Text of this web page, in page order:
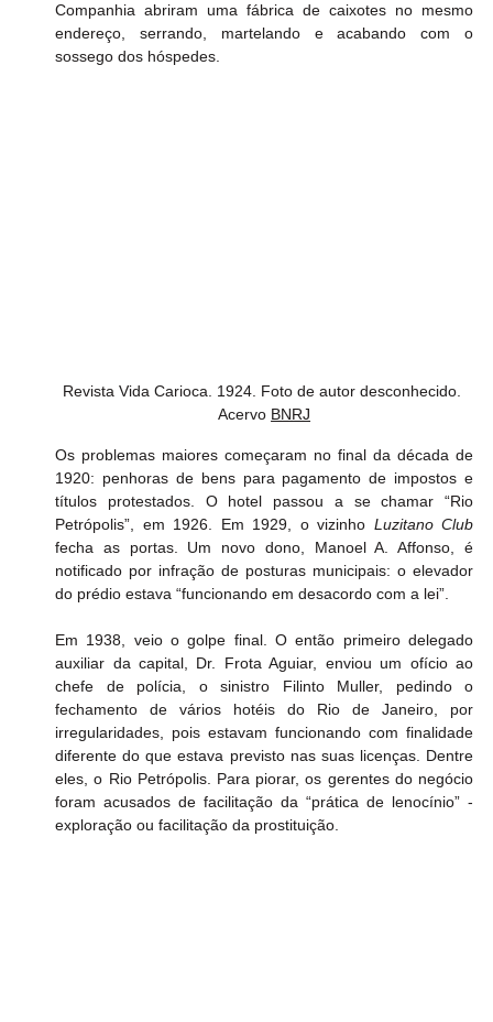
Companhia abriram uma fábrica de caixotes no mesmo
endereço, serrando, martelando e acabando com o
sossego dos hóspedes.
Revista Vida Carioca. 1924. Foto de autor desconhecido.
Acervo BNRJ
Os problemas maiores começaram no final da década de
1920: penhoras de bens para pagamento de impostos e
títulos protestados. O hotel passou a se chamar “Rio
Petrópolis”, em 1926. Em 1929, o vizinho Luzitano Club
fecha as portas. Um novo dono, Manoel A. Affonso, é
notificado por infração de posturas municipais: o elevador
do prédio estava “funcionando em desacordo com a lei”.
Em 1938, veio o golpe final. O então primeiro delegado
auxiliar da capital, Dr. Frota Aguiar, enviou um ofício ao
chefe de polícia, o sinistro Filinto Muller, pedindo o
fechamento de vários hotéis do Rio de Janeiro, por
irregularidades, pois estavam funcionando com finalidade
diferente do que estava previsto nas suas licenças. Dentre
eles, o Rio Petrópolis. Para piorar, os gerentes do negócio
foram acusados de facilitação da “prática de lenocínio” -
exploração ou facilitação da prostituição.